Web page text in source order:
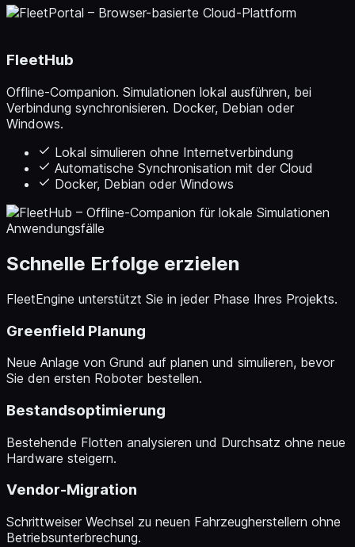
FleetHub
Offline-Companion. Simulationen lokal ausführen, bei
Verbindung synchronisieren. Docker, Debian oder
Windows.
Lokal simulieren ohne Internetverbindung
Automatische Synchronisation mit der Cloud
Docker, Debian oder Windows
Anwendungsfälle
Schnelle Erfolge erzielen
FleetEngine unterstützt Sie in jeder Phase Ihres Projekts.
Greenfield Planung
Neue Anlage von Grund auf planen und simulieren, bevor
Sie den ersten Roboter bestellen.
Bestandsoptimierung
Bestehende Flotten analysieren und Durchsatz ohne neue
Hardware steigern.
Vendor-Migration
Schrittweiser Wechsel zu neuen Fahrzeugherstellern ohne
Betriebsunterbrechung.